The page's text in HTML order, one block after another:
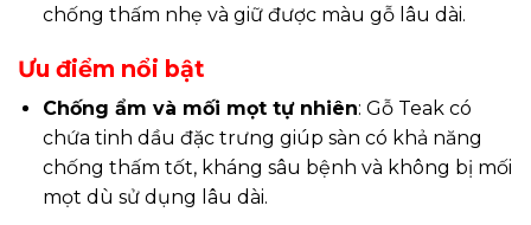
chống thấm nhẹ và giữ được màu gỗ lâu dài.
Ưu điểm nổi bật
Chống ẩm và mối mọt tự nhiên: Gỗ Teak có
chứa tinh dầu đặc trưng giúp sàn có khả năng
chống thấm tốt, kháng sâu bệnh và không bị mối
mọt dù sử dụng lâu dài.